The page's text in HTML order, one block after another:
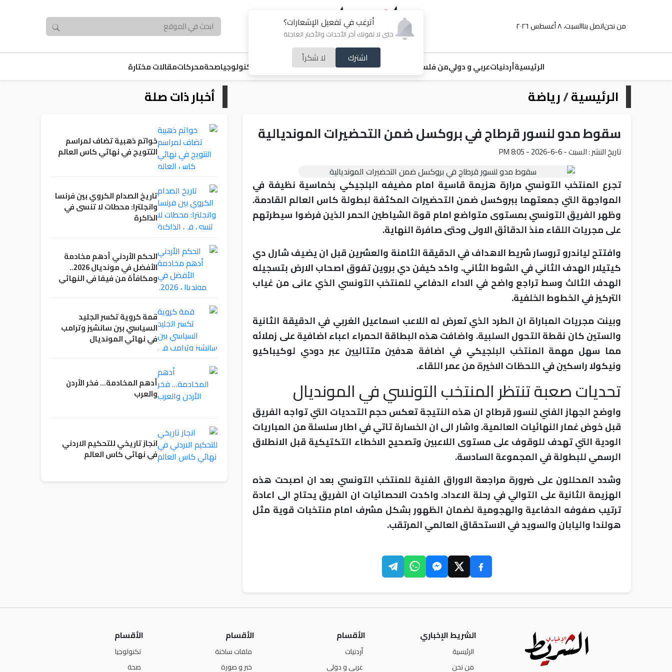
أترغب في تفعيل الإشعارات؟
حتى لا تفوتك آخر الأحداث والأخبار العاجلة
اشترك لا شكراً
من نحناتصل بناالسبت، ٨ أغسطس ٢٠٢٦
الرئيسيةأردنياتعربي و دوليمن فلسطين ملفات ساخنةخبر و صورةرياضة تكنولوجياصحةمحركاتمقالات مختارة
الرئيسية/رياضة
سقوط مدو لنسور قرطاج في بروكسل ضمن التحضيرات المونديالية
تاريخ النشر : السبت - 6-6-2026 - 8:05 PM
تجرع المنتخب التونسي مرارة هزيمة قاسية امام مضيفه البلجيكي بخماسية نظيفة في
المواجهة التي جمعتهما ببروكسل ضمن التحضيرات المكثفة لبطولة كاس العالم القادمة.
وظهر الفريق التونسي بمستوى متواضع امام قوة الشياطين الحمر الذين فرضوا سيطرتهم
على مجريات اللقاء منذ الدقائق الاولى وحتى صافرة النهاية.
وافتتح لياندرو تروسار شريط الاهداف في الدقيقة الثامنة والعشرين قبل ان يضيف شارل دي
كيتيلار الهدف الثاني في الشوط الثاني. واكد كيفن دي بروين تفوق اصحاب الارض بتسجيله
الهدف الثالث وسط تراجع واضح في الاداء الدفاعي للمنتخب التونسي الذي عانى من غياب
التركيز في الخطوط الخلفية.
وبينت مجريات المباراة ان الطرد الذي تعرض له اللاعب اسماعيل الغربي في الدقيقة الثانية
والستين كان نقطة التحول السلبية. واضافت هذه البطاقة الحمراء اعباء اضافية على زملائه
مما سهل مهمة المنتخب البلجيكي في اضافة هدفين متتاليين عبر دودي لوكيباكيو
ونيكولا راسكين في اللحظات الاخيرة من عمر اللقاء.
تحديات صعبة تنتظر المنتخب التونسي في المونديال
واوضح الجهاز الفني لنسور قرطاج ان هذه النتيجة تعكس حجم التحديات التي تواجه الفريق
قبل خوض غمار النهائيات العالمية. واشار الى ان الخسارة تاتي في اطار سلسلة من المباريات
الودية التي تهدف للوقوف على مستوى اللاعبين وتصحيح الاخطاء التكتيكية قبل الانطلاق
الرسمي للبطولة في المجموعة السادسة.
وشدد المحللون على ضرورة مراجعة الاوراق الفنية للمنتخب التونسي بعد ان اصبحت هذه
الهزيمة الثانية على التوالي في رحلة الاعداد. واكدت الاحصائيات ان الفريق يحتاج الى اعادة
ترتيب صفوفه الدفاعية والهجومية لضمان الظهور بشكل مشرف امام منتخبات قوية مثل
هولندا واليابان والسويد في الاستحقاق العالمي المرتقب.
أخبار ذات صلة
خواتم ذهبية تضاف لمراسم
التتويج في نهائي كاس العالم
تاريخ الصدام الكروي بين فرنسا
وانجلترا: محطات لا تنسى في
الذاكرة
الحكم الأردني أدهم مخادمة
الأفضل في مونديال 2026..
ومكافأة من فيفا في النهائي
قمة كروية تكسر الجليد
السياسي بين سانشيز وترامب
في نهائي المونديال
أدهم المخادمة… فخر الأردن
والعرب
انجاز تاريخي للتحكيم الاردني
في نهائي كاس العالم
الشريط الإخباري
الرئيسية
من نحن
الأقسام
أردنيات
عربي و دولي
الأقسام
ملفات ساخنة
خبر و صورة
الأقسام
تكنولوجيا
صحة